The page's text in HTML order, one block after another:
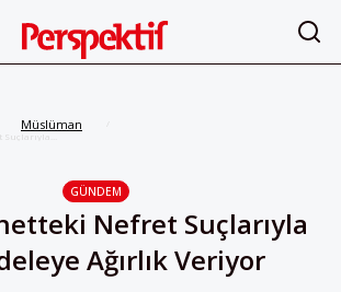
Müslüman
Suçlarıyla
GÜNDEM
Nefret Suçlarıyla
Ağırlık Veriyor